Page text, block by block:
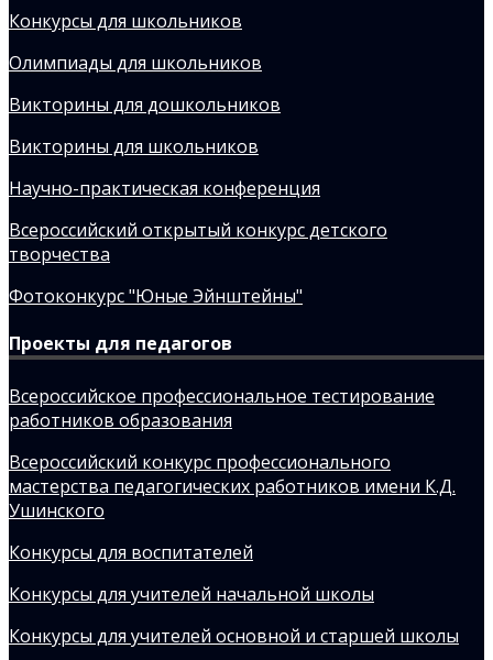
Конкурсы для школьников
Олимпиады для школьников
Викторины для дошкольников
Викторины для школьников
Научно-практическая конференция
Всероссийский открытый конкурс детского
творчества
Фотоконкурс "Юные Эйнштейны"
Проекты для педагогов
Всероссийское профессиональное тестирование
работников образования
Всероссийский конкурс профессионального
мастерства педагогических работников имени К.Д.
Ушинского
Конкурсы для воспитателей
Конкурсы для учителей начальной школы
Конкурсы для учителей основной и старшей школы